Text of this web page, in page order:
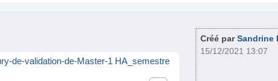
de-validation-de-Master-1 HA_semestre
Créé parSandrine
15/12/2021 13:07